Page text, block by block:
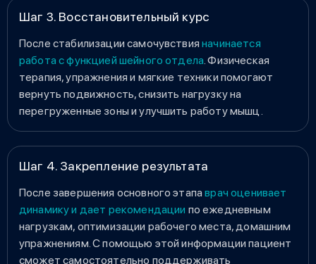
Шаг 3. Восстановительный курс
После стабилизации самочувствияначинается
работа с функцией шейного отдела. Физическая
терапия, упражнения и мягкие техники помогают
вернуть подвижность, снизить нагрузку на
перегруженные зоны и улучшить работу мышц.
Шаг 4. Закрепление результата
После завершения основного этапаврач оценивает
динамику и дает рекомендации по ежедневным
нагрузкам, оптимизации рабочего места, домашним
упражнениям. С помощью этой информации пациент
сможет самостоятельно поддерживать